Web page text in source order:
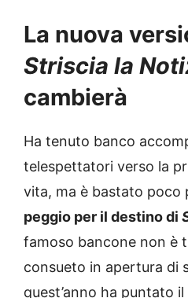
La nuova
Striscia la
cambierà
Ha tenuto banco
telespettatori verso la
vita, ma è bastato poco
peggio per il destino di
famoso bancone non è
consueto in apertura di
quest’anno ha puntato